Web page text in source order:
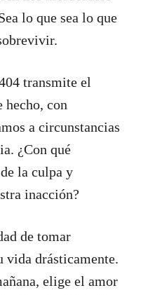
lo que sea lo que
transmite el
hecho, con
a circunstancias
¿Con qué
la culpa y
inacción?
de tomar
vida drásticamente.
elige el amor